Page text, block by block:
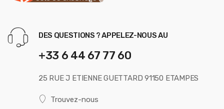
DES QUESTIONS ? APPELEZ-NOUS AU
+33 6 44 67 77 60
25 RUE J ETIENNE GUETTARD 91150 ETAMPES
Trouvez-nous